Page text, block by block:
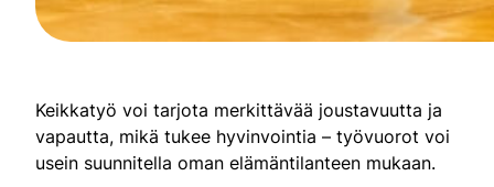
Keikkatyö voi tarjota merkittävää joustavuutta ja
vapautta, mikä tukee hyvinvointia – työvuorot voi
usein suunnitella oman elämäntilanteen mukaan.